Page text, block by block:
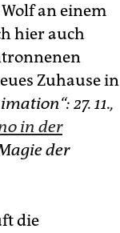
an einem
hier auch
Zuhause in
27. 11.,
in der
der
die